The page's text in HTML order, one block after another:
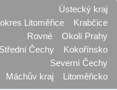
Ústecký kraj
okres Litoměřice
Krabčice
Rovné
Okolí Prahy
Střední Čechy
Kokořínsko
Severní Čechy
Máchův kraj
Litoměřicko